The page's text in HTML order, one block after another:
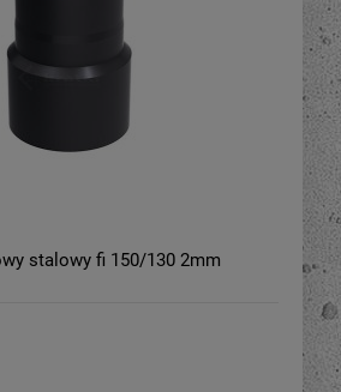
stalowy fi 150/130 2mm